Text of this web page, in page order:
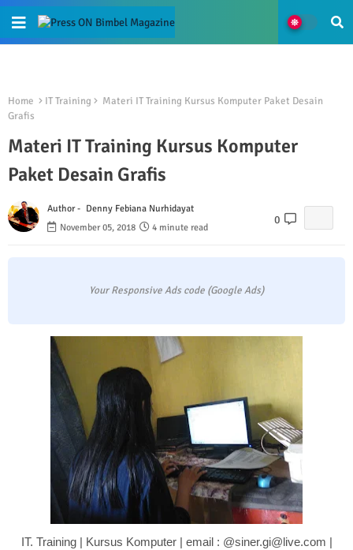
Home IT Training
Materi IT Training Kursus Komputer Paket Desain
Grafis
Materi IT Training Kursus Komputer
Paket Desain Grafis
Author - Denny Febiana Nurhidayat
November 05, 2018
4 minute read
0
Your Responsive Ads code (Google Ads)
IT. Training | Kursus Komputer | email : @siner.gi@live.com |